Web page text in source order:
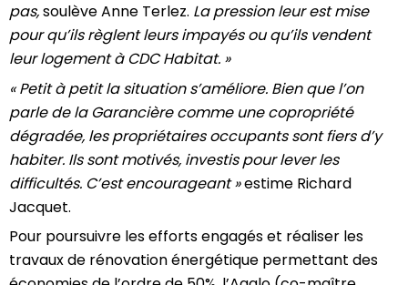
pas,soulève Anne Terlez. La pression leur est mise
pour qu’ils règlent leurs impayés ou qu’ils vendent
leur logement à CDC Habitat. »
« Petit à petit la situation s’améliore. Bien que l’on
parle de la Garancière comme une copropriété
dégradée, les propriétaires occupants sont fiers d’y
habiter. Ils sont motivés, investis pour lever les
difficultés. C’est encourageant »estime Richard
Jacquet.
Pour poursuivre les efforts engagés et réaliser les
travaux de rénovation énergétique permettant des